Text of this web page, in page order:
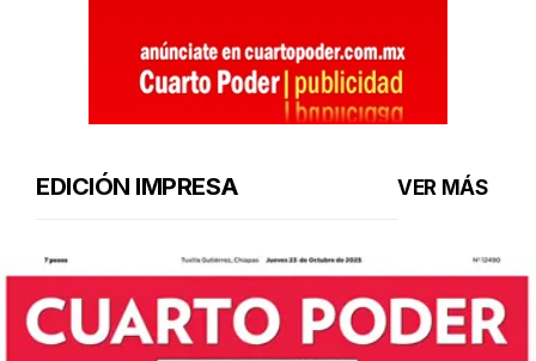
EDICIÓN IMPRESA VER MÁS